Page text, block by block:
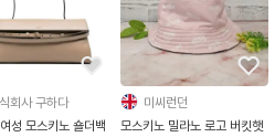
회사 구하다
성 모스키노 숄더백
미씨런던
모스키노 밀라노 로고 버킷햇